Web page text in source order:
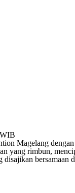
Magelang
yang rimbun,
bersamaan